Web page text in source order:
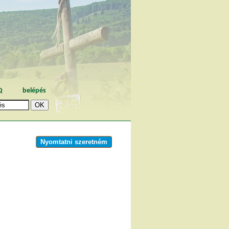
belépés
Nyomtatni szeretném